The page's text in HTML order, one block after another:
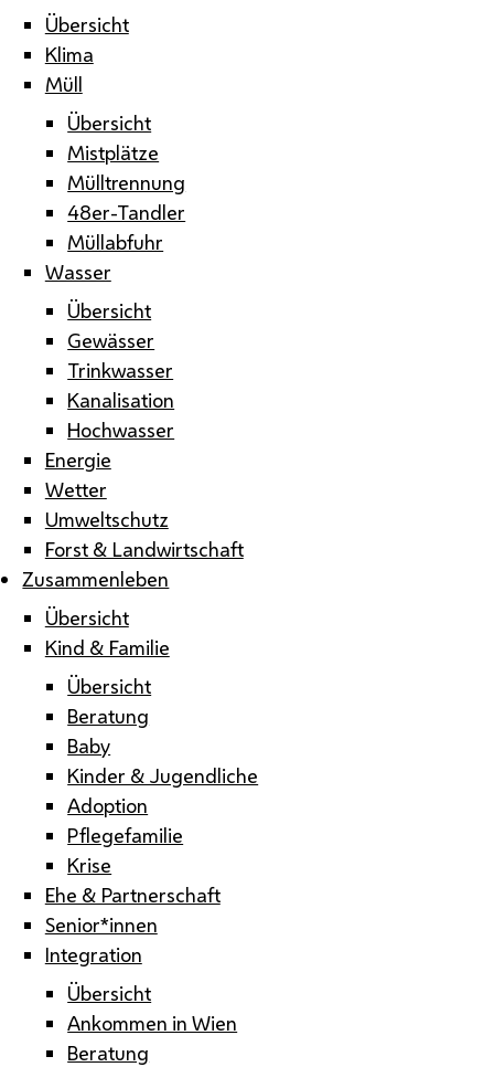
Übersicht
Klima
Müll
Übersicht
Mistplätze
Mülltrennung
48er-Tandler
Müllabfuhr
Wasser
Übersicht
Gewässer
Trinkwasser
Kanalisation
Hochwasser
Energie
Wetter
Umweltschutz
Forst & Landwirtschaft
Zusammenleben
Übersicht
Kind & Familie
Übersicht
Beratung
Baby
Kinder & Jugendliche
Adoption
Pflegefamilie
Krise
Ehe & Partnerschaft
Senior*innen
Integration
Übersicht
Ankommen in Wien
Beratung